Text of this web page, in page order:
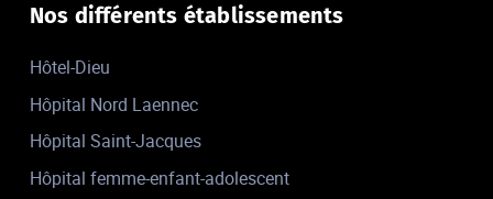
Nos différents établissements
Hôtel-Dieu
Hôpital Nord Laennec
Hôpital Saint-Jacques
Hôpital femme-enfant-adolescent